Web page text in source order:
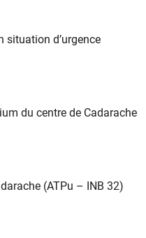
situation d’urgence
du centre de Cadarache
(ATPu – INB 32)